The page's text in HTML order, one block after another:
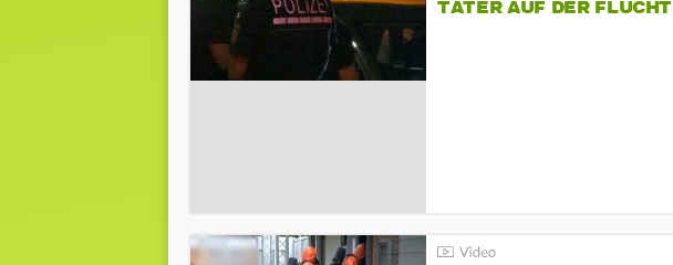
TÄTER AUF DER FLUCHT